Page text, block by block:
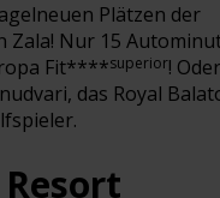
Plätzen der
Zala! Nur 15
Fit****superior! Oder
das Royal